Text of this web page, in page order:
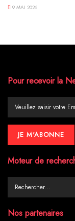
9 MAI 2026
Pour recevoir la
Moteur de
Nos partenaires